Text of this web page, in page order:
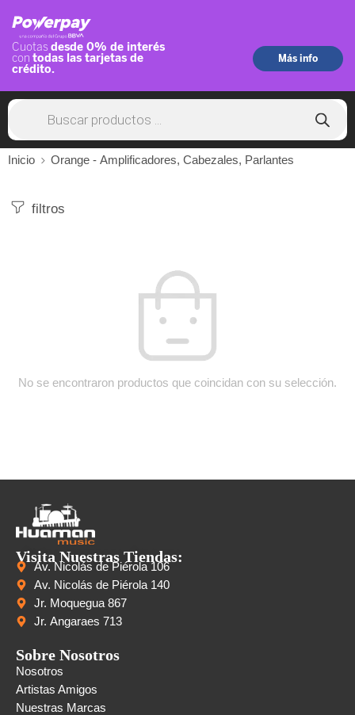
Inicio Orange - Amplificadores, Cabezales, Parlantes
filtros
No se encontraron productos que coincidan con su selección.
Visita Nuestras Tiendas:
Av. Nicolás de Piérola 106
Av. Nicolás de Piérola 140
Jr. Moquegua 867
Jr. Angaraes 713
Sobre Nosotros
Nosotros
Artistas Amigos
Nuestras Marcas